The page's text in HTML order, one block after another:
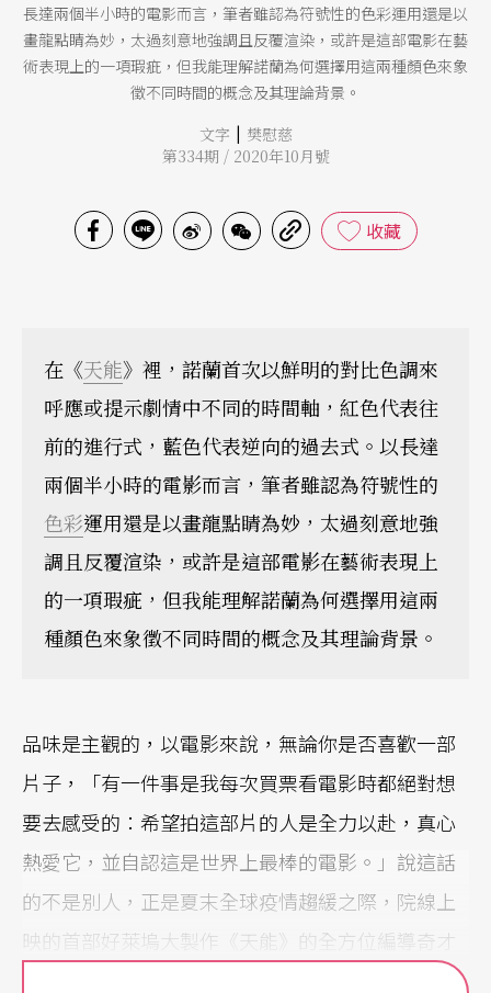
長達兩個半小時的電影而言，筆者雖認為符號性的色彩運用還是以
畫龍點睛為妙，太過刻意地強調且反覆渲染，或許是這部電影在藝
術表現上的一項瑕疵，但我能理解諾蘭為何選擇用這兩種顏色來象
徵不同時間的概念及其理論背景。
文字 | 樊慰慈
第334期 / 2020年10月號
收藏
在《天能》裡，諾蘭首次以鮮明的對比色調來
呼應或提示劇情中不同的時間軸，紅色代表往
前的進行式，藍色代表逆向的過去式。以長達
兩個半小時的電影而言，筆者雖認為符號性的
色彩運用還是以畫龍點睛為妙，太過刻意地強
調且反覆渲染，或許是這部電影在藝術表現上
的一項瑕疵，但我能理解諾蘭為何選擇用這兩
種顏色來象徵不同時間的概念及其理論背景。
品味是主觀的，以電影來說，無論你是否喜歡一部
片子，「有一件事是我每次買票看電影時都絕對想
要去感受的：希望拍這部片的人是全力以赴，真心
熱愛它，並自認這是世界上最棒的電影。」說這話
的不是別人，正是夏末全球疫情趨緩之際，院線上
映的首部好萊塢大製作《天能》的全方位編導奇才
諾蘭（Christopher Nolan）。近廿年間，他從拍攝